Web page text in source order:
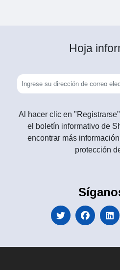
Hoja
Al hacer clic en
el boletín informativo de
encontrar más
protección